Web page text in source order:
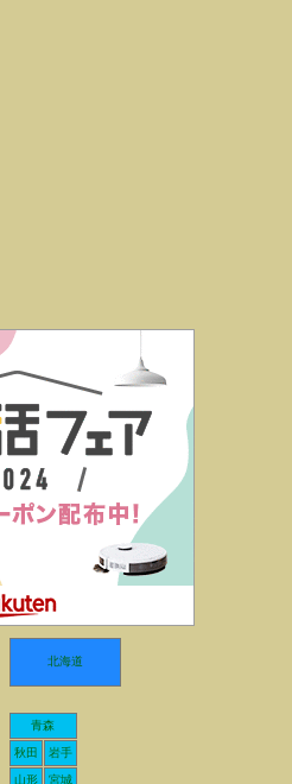
北海道
青森
秋田 岩手
山形 宮城